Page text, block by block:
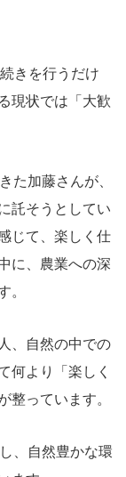
きを行うだけ
現状では「大歓
た加藤さんが、
託そうとしてい
じて、楽しく仕
に、農業への深
。
、自然の中での
何より「楽しく
整っています。
、自然豊かな環